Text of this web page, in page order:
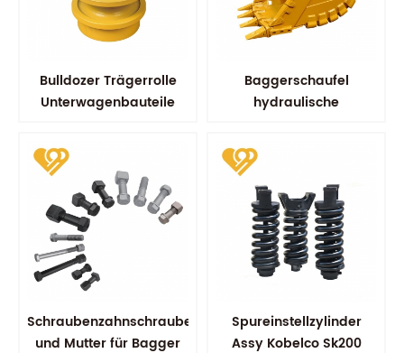
Bulldozer Trägerrolle
Unterwagenbauteile
Baggerschaufel
hydraulische
Schraubenzahnschraube
und Mutter für Bagger
Spureinstellzylinder
Assy Kobelco Sk200